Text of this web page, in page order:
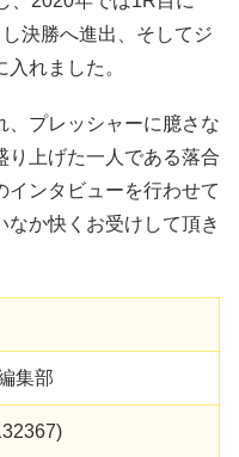
決勝へ進出、そしてジ
れました。
、プレッシャーに臆さな
り上げた一人である落合
インタビューを行わせて
か快くお受けして頂き
集部